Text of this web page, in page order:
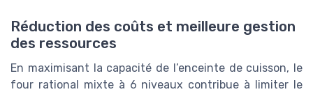
Réduction des coûts et meilleure gestion
des ressources
En maximisant la capacité de l’enceinte de cuisson, le
four rational mixte à 6 niveaux contribue à limiter le